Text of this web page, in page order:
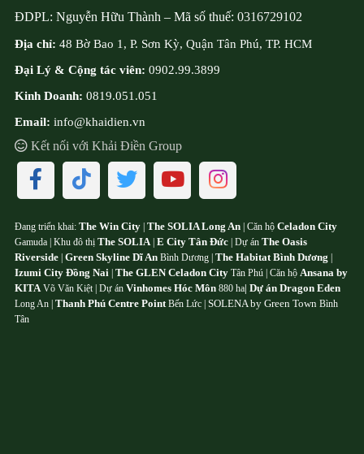
ĐDPL: Nguyễn Hữu Thành – Mã số thuế: 0316729102
Địa chỉ: 48 Bờ Bao 1, P. Sơn Kỳ, Quận Tân Phú, TP. HCM
Đại Lý & Cộng tác viên: 0902.99.3899
Kinh Doanh: 0819.051.051
Email: info@khaidien.vn
Kết nối với Khải Điền Group
Đang triển khai: The Win City The SOLIA Long An | Căn hộ Celadon City
Gamuda | Khu đô thị The SOLIA| E City Tân Đức | Dự án The Oasis
Riverside Green Skyline Dĩ An Bình Dương | The Habitat Bình Dương
Izumi City Đồng Nai The GLEN Celadon City Tân Phú | Căn hộ Ansana by
KITAVõ Văn Kiệt | Dự án Vinhomes Hóc Môn 880 ha Dự án Dragon Eden
Long An | Thanh Phú Centre PointBến Lức | SOLENA by Green Town Bình
Tân